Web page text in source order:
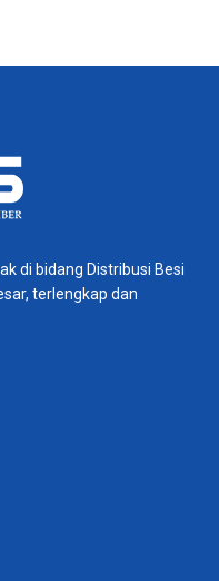
di bidang Distribusi Besi
terlengkap dan